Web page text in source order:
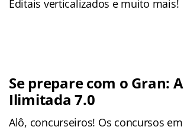
Editais verticalizados e muito mais!
Se prepare com o Gran:
Ilimitada 7.0
Alô, concurseiros! Os concursos